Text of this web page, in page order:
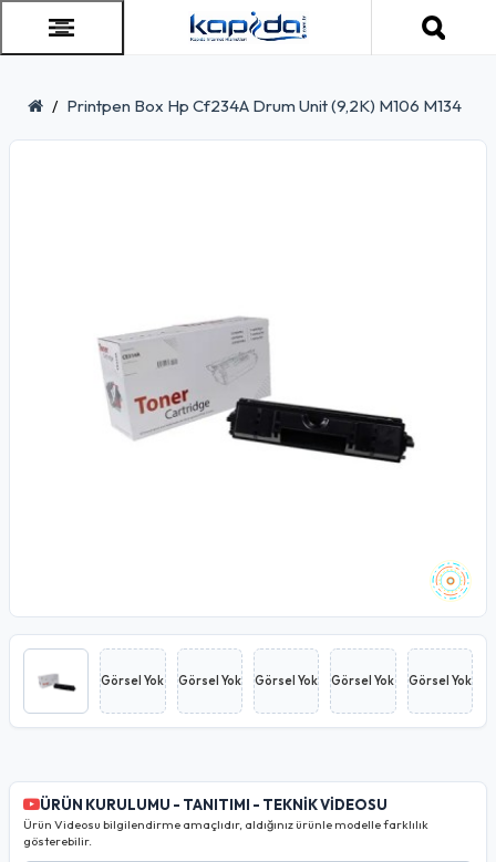
Printpen Box Hp Cf234A Drum Unit (9,2K) M106 M134
Görsel Yok Görsel Yok Görsel Yok Görsel Yok Görsel Yok
ÜRÜN KURULUMU - TANITIMI - TEKNİK VİDEOSU
Ürün Videosu bilgilendirme amaçlıdır, aldığınız ürünle modelle farklılık
gösterebilir.